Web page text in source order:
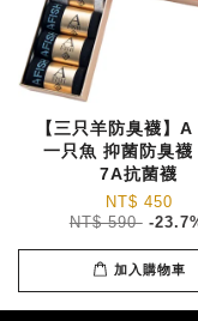
【三只羊防臭襪】
一只魚 抑菌防臭襪
7A抗菌襪
NT$ 450
NT$ 590 -
加入購物車